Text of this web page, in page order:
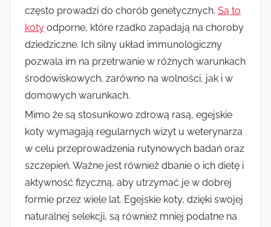
często prowadzi do chorób genetycznych. Są to
koty odporne, które rzadko zapadają na choroby
dziedziczne. Ich silny układ immunologiczny
pozwala im na przetrwanie w różnych warunkach
środowiskowych, zarówno na wolności, jak i w
domowych warunkach.
Mimo że są stosunkowo zdrową rasą, egejskie
koty wymagają regularnych wizyt u weterynarza
w celu przeprowadzenia rutynowych badań oraz
szczepień. Ważne jest również dbanie o ich dietę i
aktywność fizyczną, aby utrzymać je w dobrej
formie przez wiele lat. Egejskie koty, dzięki swojej
naturalnej selekcji, są również mniej podatne na